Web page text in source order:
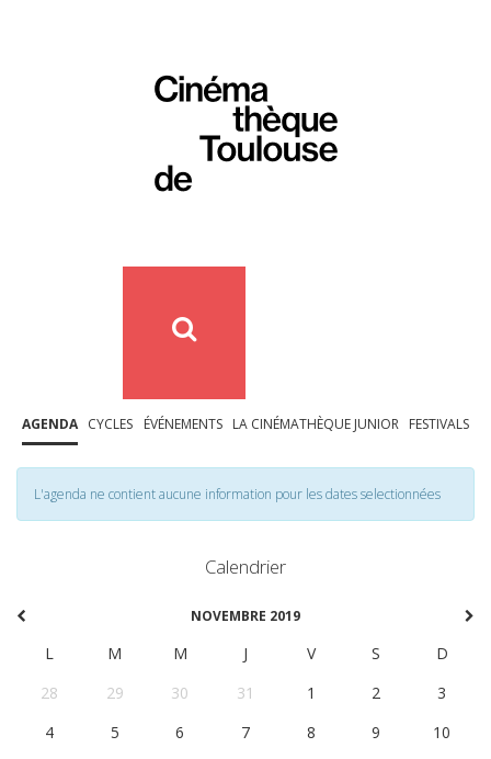
AGENDA CYCLES ÉVÉNEMENTS LA CINÉMATHÈQUE JUNIOR FESTIVALS
L'agenda ne contient aucune information pour les dates selectionnées
Calendrier
NOVEMBRE 2019
L M M J V S
D
28
29 30 31 1 2
3
4
5 6 7 8 9
10